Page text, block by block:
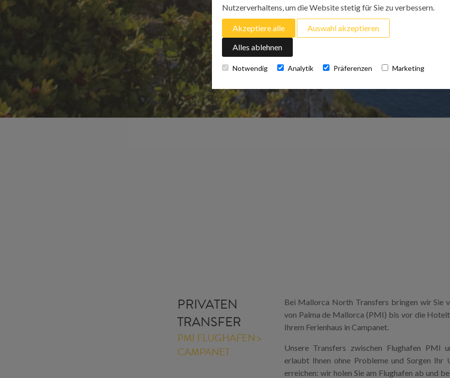
PRIVATEN
TRANSFER
PMI FLUGHAFEN >
CAMPANET
Bei Mallorca North Transfers bringen wir Sie
von Palma de Mallorca (PMI) bis vor die
Ihrem Ferienhaus in Campanet.
Unsere Transfers zwischen Flughafen PMI
erlaubt Ihnen ohne Probleme und Sorgen Ihr
erreichen: wir holen Sie am Flughafen ab und
Nutzerverhaltens, um die Website stetig für Sie zu verbessern.
Akzeptiere alle
Auswahl akzeptieren
Alles ablehnen
Notwendig Analytik Präferenzen Marketing